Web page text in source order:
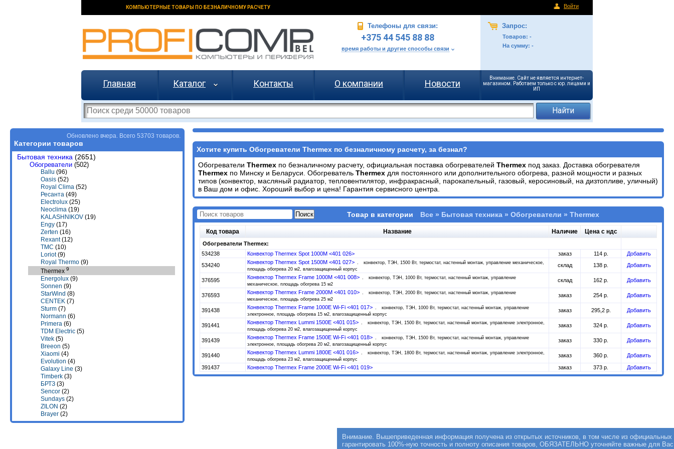
КОМПЬЮТЕРНЫЕ ТОВАРЫ ПО БЕЗНАЛИЧНОМУ РАСЧЕТУ Войти
Телефоны для связи:
+375 44 545 88 88
время работы и другие способы связи
Запрос:
Товаров: -
На сумму: -
Главная Каталог Контакты О компании Новости
Внимание. Сайт не является интернет-
магазином. Работаем только с юр. лицами и
ИП
Обновлено вчера. Всего 53703 товаров.
Категории товаров
Бытовая техника (2651)
Обогреватели (502)
Ballu (96)
Oasis (52)
Royal Clima (52)
Ресанта (49)
Electrolux (25)
Neoclima (19)
KALASHNIKOV (19)
Engy (17)
Zerten (16)
Rexant(12)
TMC (10)
Loriot(9)
Royal Thermo (9)
Thermex 9
Energolux (9)
Sonnen (9)
StarWind (8)
CENTEK (7)
Sturm (7)
Normann (6)
Primera (6)
TDM Electric (5)
Vitek (5)
Breeon (5)
Xiaomi (4)
Evolution (4)
Galaxy Line (3)
Timberk (3)
БРТЗ (3)
Sencor (2)
Sundays (2)
ZILON (2)
Brayer (2)
Edisson(2)
Хотите купить Обогреватели Thermex по безналичному расчету, за безнал?
Обогреватели Thermex по безналичному расчету, официальная поставка обогревателей Thermex под заказ. Доставка обогревателя
Thermex по Минску и Беларуси. Обогреватель Thermex для постоянного или дополнительного обогрева, разной мощности и разных
типов (конвектор, масляный радиатор, тепловентилятор, инфракрасный, парокапельный, газовый, керосиновый, на дизтопливе, уличный)
в Ваш дом и офис. Хороший выбор и цена! Гарантия сервисного центра.
Товар в категории Все » Бытовая техника » Обогреватели » Thermex
Код товара Название Наличие Цена с ндс
Обогреватели Thermex:
534238
Конвектор Thermex Spot 1000M <401 026> заказ 114 р.
Добавить
534240
Конвектор Thermex Spot 1500M <401 027>
конвектор, ТЭН, 1500 Вт, термостат, настенный монтаж, управление механическое,
площадь обогрева 20 м2, влагозащищенный корпус
склад 138 р. Добавить
376595 Конвектор Thermex Frame 1000M <401 008>
конвектор, ТЭН, 1000 Вт, термостат, настенный монтаж, управление
механическое, площадь обогрева 15 м2
склад 162 р. Добавить
376593 Конвектор Thermex Frame 2000M <401 010>
конвектор, ТЭН, 2000 Вт, термостат, настенный монтаж, управление
механическое, площадь обогрева 25 м2
заказ 254 р. Добавить
391438 Конвектор Thermex Frame 1000E Wi-Fi <401 017>
конвектор, ТЭН, 1000 Вт, термостат, настенный монтаж, управление
электронное, площадь обогрева 15 м2, влагозащищенный корпус
заказ 295,2 р. Добавить
391441 Конвектор Thermex Lummi 1500E <401 015>
конвектор, ТЭН, 1500 Вт, термостат, настенный монтаж, управление электронное,
площадь обогрева 20 м2, влагозащищенный корпус
заказ 324 р. Добавить
391439 Конвектор Thermex Frame 1500E Wi-Fi <401 018>
конвектор, ТЭН, 1500 Вт, термостат, настенный монтаж, управление
электронное, площадь обогрева 20 м2, влагозащищенный корпус
заказ 330 р. Добавить
391440 Конвектор Thermex Lummi 1800E <401 016>
конвектор, ТЭН, 1800 Вт, термостат, настенный монтаж, управление электронное,
площадь обогрева 23 м2, влагозащищенный корпус
заказ 360 р.
Добавить
391437
Конвектор Thermex Frame 2000E Wi-Fi <401 019> заказ 373 р. Добавить
Внимание. Вышеприведенная информация получена из открытых источников, в том числе из
гарантировать 100%-ную точность и полноту описания товаров, ОБЯЗАТЕЛЬНО уточняйте важные для